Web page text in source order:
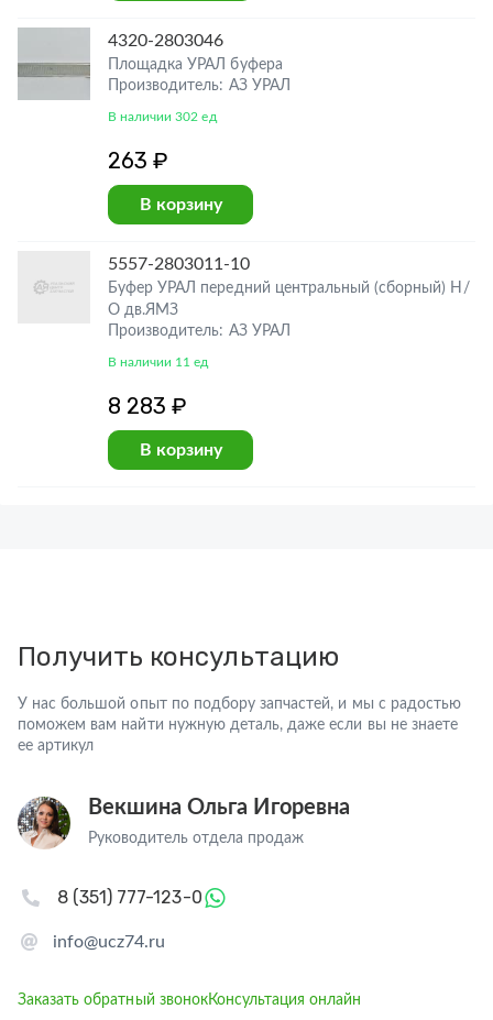
4320-2803046
Площадка УРАЛ буфера
Производитель: АЗ УРАЛ
В наличии 302 ед
263 ₽
В корзину
5557-2803011-10
Буфер УРАЛ передний центральный (сборный) Н/
О дв.ЯМЗ
Производитель: АЗ УРАЛ
В наличии 11 ед
8 283 ₽
В корзину
Получить консультацию
У нас большой опыт по подбору запчастей, и мы с радостью
поможем вам найти нужную деталь, даже если вы не знаете
ее артикул
Векшина Ольга Игоревна
Руководитель отдела продаж
info@ucz74.ru
8 (351) 777-123-0
Заказать обратный звонокКонсультация онлайн